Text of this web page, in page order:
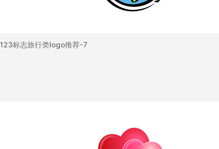
123标志旅行类logo推荐-7